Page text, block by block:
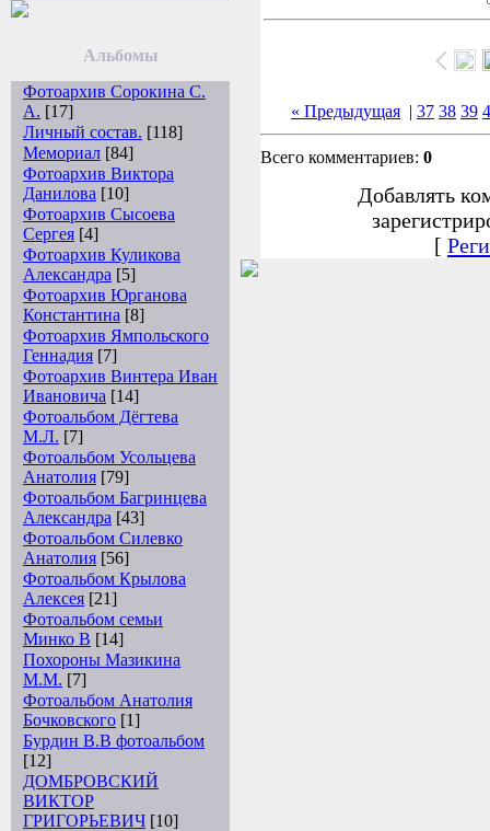
Альбомы
Фотоархив Сорокина С.
А. [17]
Личный состав. [118]
Мемориал [84]
Фотоархив Виктора
Данилова [10]
Фотоархив Сысоева
Сергея [4]
Фотоархив Куликова
Александра [5]
Фотоархив Юрганова
Константина [8]
Фотоархив Ямпольского
Геннадия [7]
Фотоархив Винтера Иван
Ивановича [14]
Фотоальбом Дёгтева
М.Л. [7]
Фотоальбом Усольцева
Анатолия [79]
Фотоальбом Багринцева
Александра [43]
Фотоальбом Силевко
Анатолия [56]
Фотоальбом Крылова
Алексея [21]
Фотоальбом семьи
Минко В [14]
Похороны Мазикина
М.М. [7]
Фотоальбом Анатолия
Бочковского [1]
Бурдин В.В фотоальбом
[12]
ДОМБРОВСКИЙ
ВИКТОР
ГРИГОРЬЕВИЧ [10]
« Предыдущая | 37 38 39
Всего комментариев: 0
Добавлять
[